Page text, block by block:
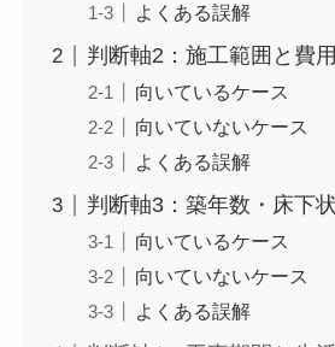
よくある誤解
判断軸2：施工範囲と費
向いているケース
向いていないケース
よくある誤解
判断軸3：築年数・床下
向いているケース
向いていないケース
よくある誤解